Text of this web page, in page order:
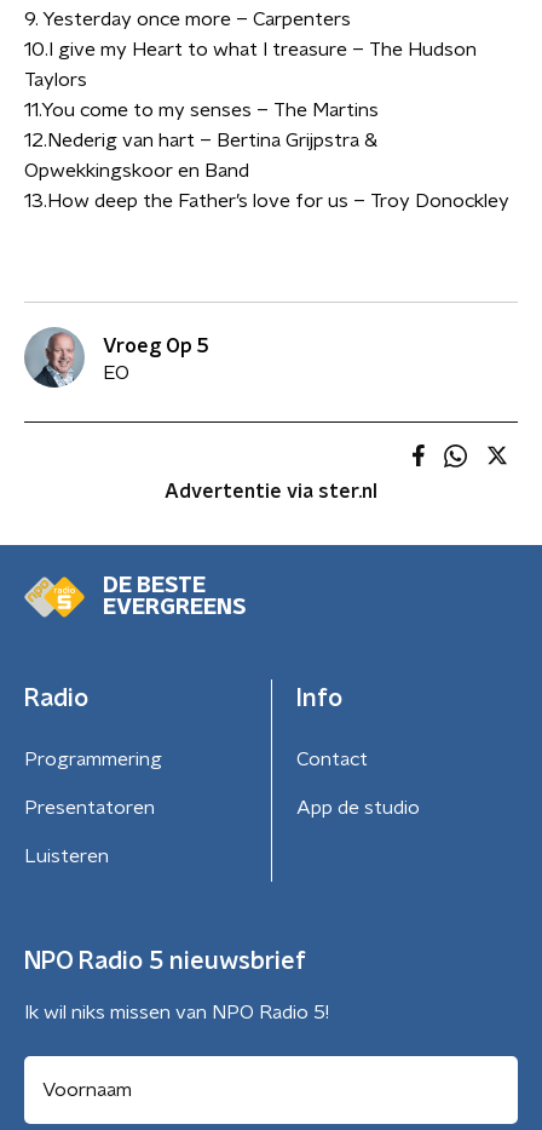
9. Yesterday once more – Carpenters
10.I give my Heart to what I treasure – The Hudson
Taylors
11.You come to my senses – The Martins
12.Nederig van hart – Bertina Grijpstra &
Opwekkingskoor en Band
13.How deep the Father’s love for us – Troy Donockley
Vroeg Op 5
EO
Advertentie via ster.nl
DE BESTE
EVERGREENS
Radio
Programmering
Presentatoren
Luisteren
Info
Contact
App de studio
NPO Radio 5 nieuwsbrief
Ik wil niks missen van NPO Radio 5!